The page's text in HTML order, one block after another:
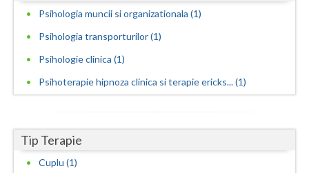
Olt
Prahova
Satu-Mare
Suceava
Psihologia muncii si organizationala (1)
Psihologia transporturilor (1)
Psihologie clinica (1)
Psihoterapie hipnoza clinica si terapie ericks... (1)
Tip Terapie
Cuplu (1)